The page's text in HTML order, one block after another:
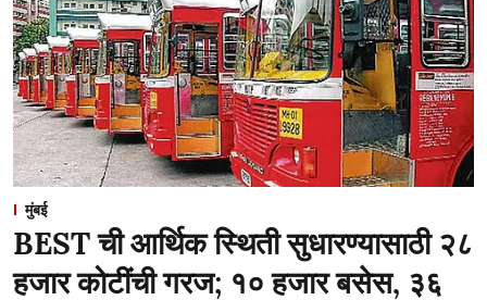
मुंबई
BEST ची आर्थिक स्थिती सुधारण्यासाठी २८
हजार कोटींची गरज; १० हजार बसेस, ३६